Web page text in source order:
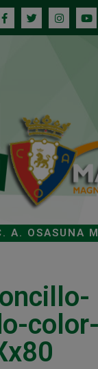
A. OSASUNA
color-